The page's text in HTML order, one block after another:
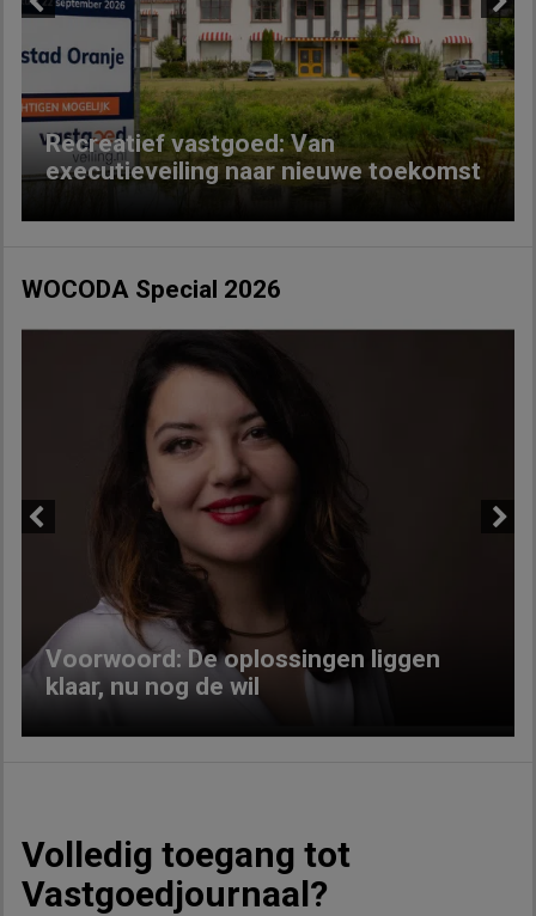
Recreatief vastgoed: Van
executieveiling naar nieuwe toekomst
Next
WOCODA Special 2026
Voorwoord: De oplossingen liggen
klaar, nu nog de wil
Volledig toegang tot
Vastgoedjournaal?